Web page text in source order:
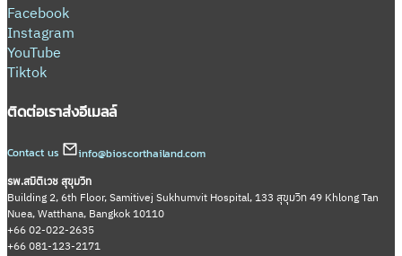
Facebook
Instagram
YouTube
Tiktok
ติดต่อเรา
Contact us
ส่งอีเมลล์
info@bioscorthailand.com
รพ.สมิติเวช สุขุมวิท
Building 2, 6th Floor, Samitivej Sukhumvit Hospital, 133 สุขุมวิท 49 Khlong Tan
Nuea, Watthana, Bangkok 10110
+66 02-022-2635
+66 081-123-2171